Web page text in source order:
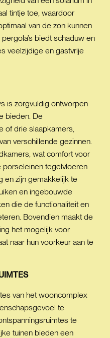
tintje toe, waardoor
van de zon kunnen
biedt schaduw en
veelzijdige en gastvrije
is zorgvuldig ontworpen
bieden. De
of drie slaapkamers,
verschillende gezinnen.
wat comfort voor
tegelvloeren
en zijn gemakkelijk te
en ingebouwde
die de functionaliteit en
Bovendien maakt de
het mogelijk voor
naar hun voorkeur aan te
van het wooncomplex
te
te
tuinen bieden een